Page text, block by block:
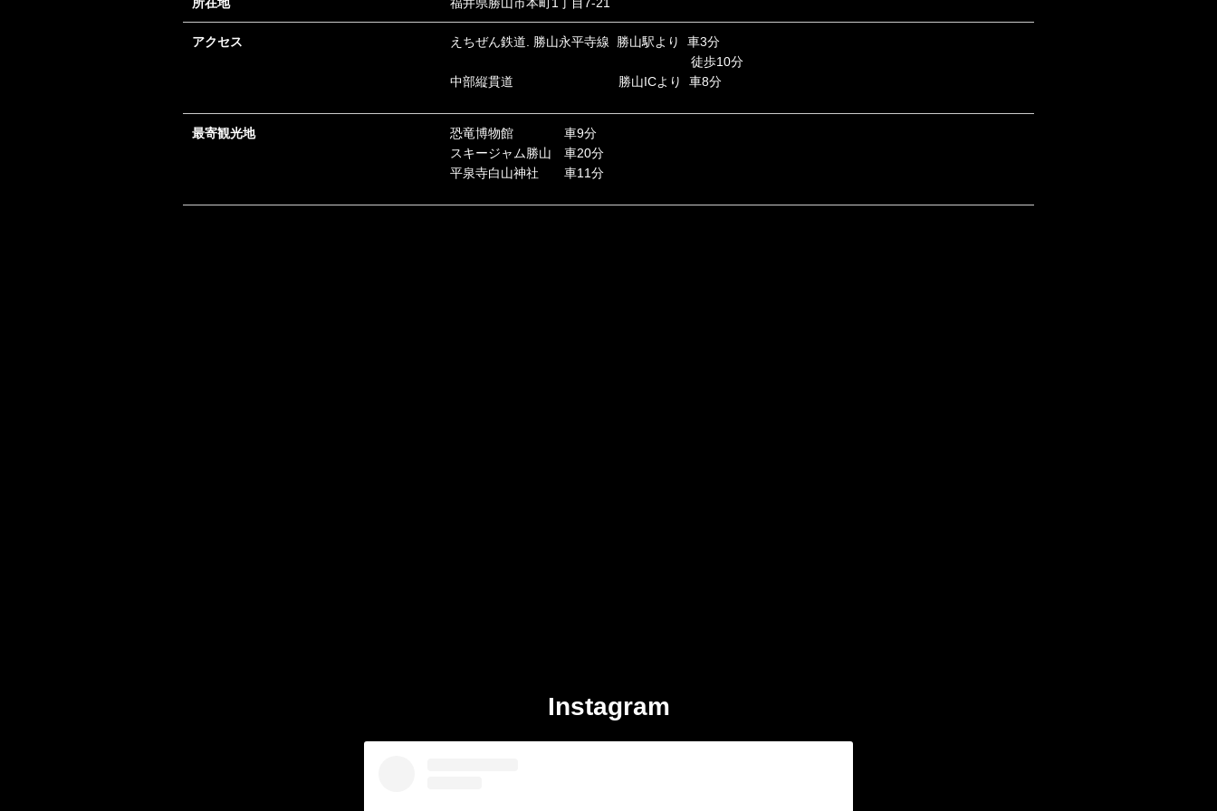
アクセス
えちぜん鉄道. 勝山永平寺線 勝山駅より 車3分
徒歩10分
中部縦貫道 勝山ICより 車8分
最寄観光地
恐竜博物館 車9分
スキージャム勝山 車20分
平泉寺白山神社 車11分
Instagram